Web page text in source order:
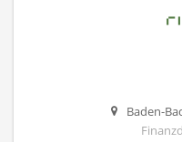
Baden-